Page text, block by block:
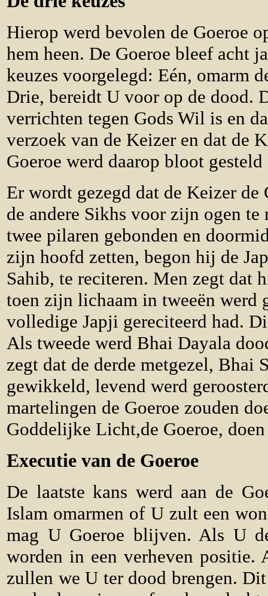
Hierop werd bevolen de Goeroe
hem heen. De Goeroe bleef acht
keuzes voorgelegd: Eén, omarm
Drie, bereidt U voor op de dood.
verrichten tegen Gods Wil is en
verzoek van de Keizer en dat de
Goeroe werd daarop bloot
Er wordt gezegd dat de Keizer
de andere Sikhs voor zijn ogen
twee pilaren gebonden en
zijn hoofd zetten, begon hij de
Sahib, te reciteren. Men zegt dat
toen zijn lichaam in tweeën werd
volledige Japji gereciteerd had.
Als tweede werd Bhai Dayala
zegt dat de derde metgezel, Bhai
gewikkeld, levend werd
martelingen de Goeroe zouden
Goddelijke Licht,de Goeroe,
Executie van de Goeroe
De laatste kans werd aan de
Islam omarmen of U zult een
mag U Goeroe blijven. Als U
worden in een verheven positie.
zullen we U ter dood brengen.